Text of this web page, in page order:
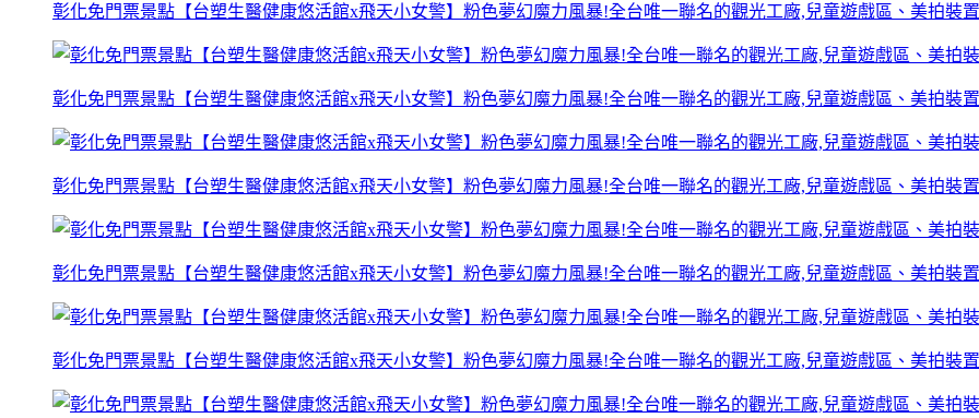
彰化免門票景點【台塑生醫健康悠活館x飛天小女警】粉色夢幻魔力風暴!全台唯一聯名的觀光工廠,兒童遊戲區、美拍裝置
彰化免門票景點【台塑生醫健康悠活館x飛天小女警】粉色夢幻魔力風暴!全台唯一聯名的觀光工廠,兒童遊戲區、美拍裝置
彰化免門票景點【台塑生醫健康悠活館x飛天小女警】粉色夢幻魔力風暴!全台唯一聯名的觀光工廠,兒童遊戲區、美拍裝置
彰化免門票景點【台塑生醫健康悠活館x飛天小女警】粉色夢幻魔力風暴!全台唯一聯名的觀光工廠,兒童遊戲區、美拍裝置
彰化免門票景點【台塑生醫健康悠活館x飛天小女警】粉色夢幻魔力風暴!全台唯一聯名的觀光工廠,兒童遊戲區、美拍裝置